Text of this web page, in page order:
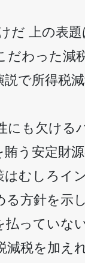
だ 上の表
わった
で所得税
も欠ける
う安定財
むしろイ
方針を示
っていな
税を加え